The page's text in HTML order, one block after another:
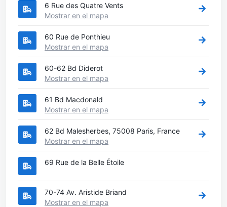
6 Rue des Quatre Vents
Mostrar en el mapa
60 Rue de Ponthieu
Mostrar en el mapa
60-62 Bd Diderot
Mostrar en el mapa
61 Bd Macdonald
Mostrar en el mapa
62 Bd Malesherbes, 75008 Paris, France
Mostrar en el mapa
69 Rue de la Belle Étoile
70-74 Av. Aristide Briand
Mostrar en el mapa